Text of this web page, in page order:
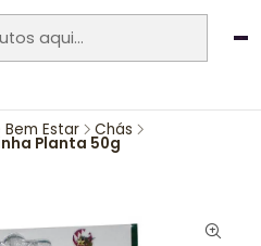
sitemap.xml
Estar Chás
Planta 50g